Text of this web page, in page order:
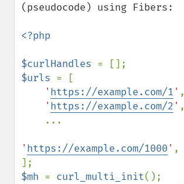
(pseudocode) using Fibers:
<?php
$curlHandles
$urls = [
' https://example.com/1 ' ,
' https://example.com/2 ' ,
' https://example.com/1000 ' ,
$mh = curl_multi_init